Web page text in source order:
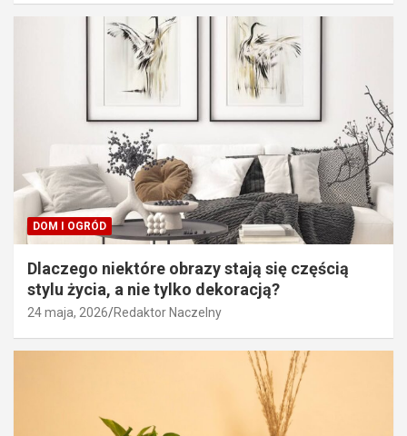
DOM I OGRÓD
Dlaczego niektóre obrazy stają się częścią
stylu życia, a nie tylko dekoracją?
24 maja, 2026 Redaktor Naczelny